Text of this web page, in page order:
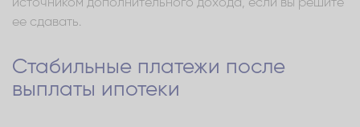
источником дополнительного дохода, если вы решите
ее сдавать.
Стабильные платежи после
выплаты ипотеки